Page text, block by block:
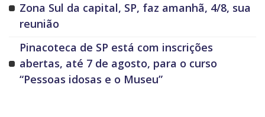
Zona Sul da capital, SP, faz amanhã, 4/8, sua
reunião
Pinacoteca de SP está com inscrições
abertas, até 7 de agosto, para o curso
“Pessoas idosas e o Museu”